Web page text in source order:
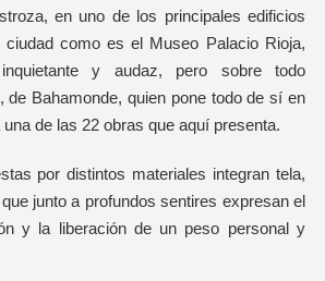
en uno de los principales edificios
ciudad como es el Museo Palacio Rioja,
y audaz, pero sobre todo
de Bahamonde, quien pone todo de sí en
de las 22 obras que aquí presenta.
por distintos materiales integran tela,
junto a profundos sentires expresan el
y la liberación de un peso personal y